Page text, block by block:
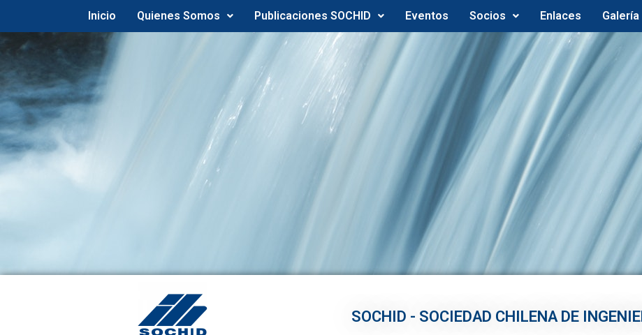
Inicio Quienes Somos Publicaciones SOCHID Eventos Socios Enlaces Galería
SOCHID - SOCIEDAD CHILENA DE